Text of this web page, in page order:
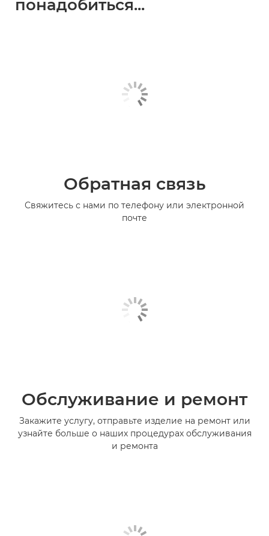
понадобиться...
Обратная связь
Свяжитесь с нами по телефону или электронной
почте
Обслуживание и ремонт
Закажите услугу, отправьте изделие на ремонт или
узнайте больше о наших процедурах обслуживания
и ремонта